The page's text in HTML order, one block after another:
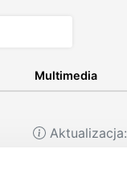
Multimedia
Aktualizacja: